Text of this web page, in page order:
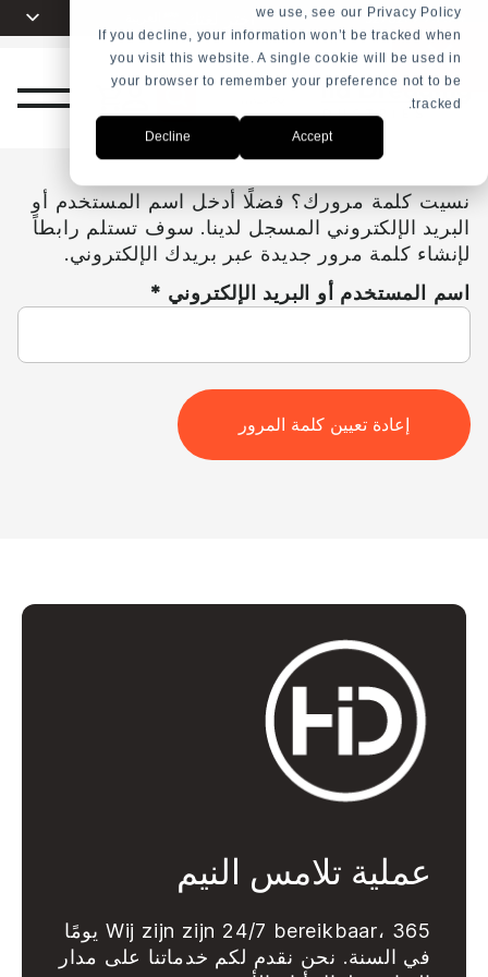
we use, see our Privacy Policy
If you decline, your information won’t be tracked when
you visit this website. A single cookie will be used in
your browser to remember your preference not to be
tracked.
Accept
Decline
+31 23 5278282
English
Español
Русский
Português
نسيت كلمة مرورك؟ فضلًا أدخل اسم المستخدم أو
البريد الإلكتروني المسجل لدينا. سوف تستلم رابطاً
لإنشاء كلمة مرور جديدة عبر بريدك الإلكتروني.
اسم المستخدم أو البريد الإلكتروني *
إعادة تعيين كلمة المرور
عملية تلامس النيم
Wij zijn zijn 24/7 bereikbaar، 365 يومًا
في السنة. نحن نقدم لكم خدماتنا على مدار